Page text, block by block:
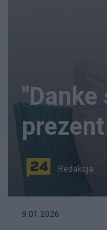
"Danke
prezent
Redakcja
9.01.2026